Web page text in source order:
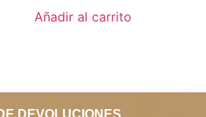
Añadir al carrito
DEVOLUCIONES